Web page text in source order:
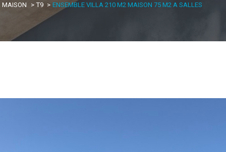
MAISON T9 ENSEMBLE VILLA 210 M2 MAISON 75 M2 A SALLES